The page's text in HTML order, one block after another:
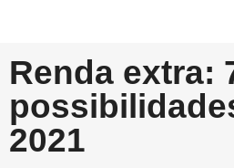
Renda extra:
2021